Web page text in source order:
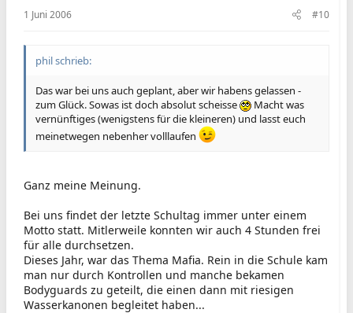
1 Juni 2006 #10
phil schrieb:
Das war bei uns auch geplant, aber wir habens gelassen -
zum Glück. Sowas ist doch absolut scheisse
Macht was
vernünftiges (wenigstens für die kleineren) und lasst euch
meinetwegen nebenher volllaufen
Ganz meine Meinung.
Bei uns findet der letzte Schultag immer unter einem
Motto statt. Mitlerweile konnten wir auch 4 Stunden frei
für alle durchsetzen.
Dieses Jahr, war das Thema Mafia. Rein in die Schule kam
man nur durch Kontrollen und manche bekamen
Bodyguards zu geteilt, die einen dann mit riesigen
Wasserkanonen begleitet haben...